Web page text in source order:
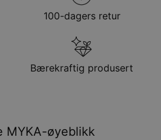
100-dagers retur
Bærekraftig produsert
MYKA-øyeblikk